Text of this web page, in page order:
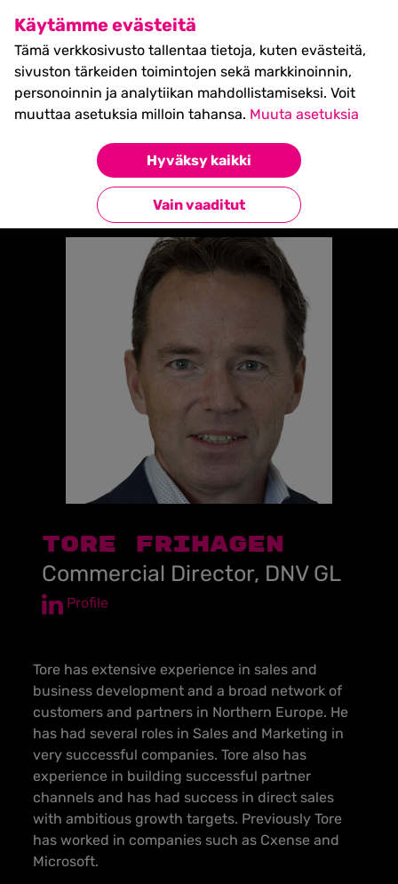
Käytämme evästeitä
Tämä verkkosivusto tallentaa tietoja, kuten evästeitä,
sivuston tärkeiden toimintojen sekä markkinoinnin,
personoinnin ja analytiikan mahdollistamiseksi. Voit
muuttaa asetuksia milloin tahansa. Muuta asetuksia
Hyväksy kaikki
Vain vaaditut
SHIFT Business Festival
27.5.2027, Turku - liput
myynnissä nyt! >>
TORE FRIHAGEN
Takaisin esiintyjiin
TORE FRIHAGEN
Commercial Director, DNV GL
Profile
Tore has extensive experience in sales and
business development and a broad network of
customers and partners in Northern Europe. He
has had several roles in Sales and Marketing in
very successful companies. Tore also has
experience in building successful partner
channels and has had success in direct sales
with ambitious growth targets. Previously Tore
has worked in companies such as Cxense and
Microsoft.